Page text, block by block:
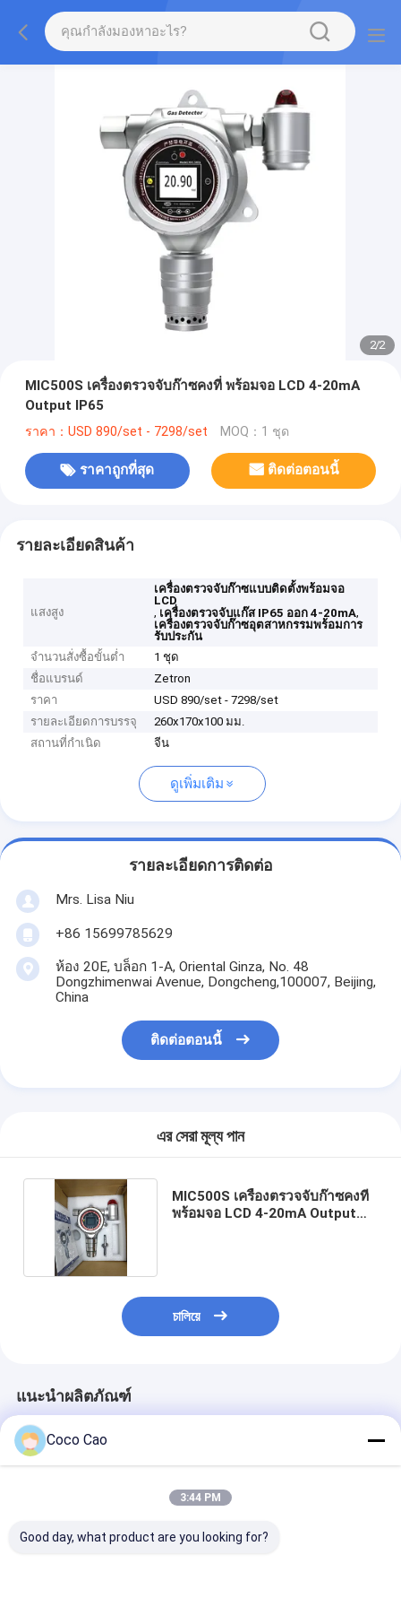
2/2
MIC500S เครื่องตรวจจับก๊าซคงที่ พร้อมจอ LCD 4-20mA
Output IP65
ราคา：USD 890/set - 7298/set MOQ：1 ชุด
ราคาถูกที่สุด ติดต่อตอนนี้
รายละเอียดสินค้า
แสงสูง
เครื่องตรวจจับก๊าซแบบติดตั้งพร้อมจอ
LCD
, เครื่องตรวจจับแก๊ส IP65 ออก 4-20mA,
เครื่องตรวจจับก๊าซอุตสาหกรรมพร้อมการ
รับประกัน
จำนวนสั่งซื้อขั้นต่ำ
1 ชุด
ชื่อแบรนด์
Zetron
ราคา
USD 890/set - 7298/set
รายละเอียดการบรรจุ
260x170x100 มม.
สถานที่กำเนิด
จีน
ดูเพิ่มเติม
รายละเอียดการติดต่อ
Mrs. Lisa Niu
+86 15699785629
ห้อง 20E, บล็อก 1-A, Oriental Ginza, No. 48
Dongzhimenwai Avenue, Dongcheng,100007, Beijing,
China
ติดต่อตอนนี้
এর সেরা মূল্য পান
MIC500S เครื่องตรวจจับก๊าซคงที่
พร้อมจอ LCD 4-20mA Output
চালিয়ে
แนะนำผลิตภัณฑ์
Coco Cao
3:44 PM
Good day, what product are you looking for?